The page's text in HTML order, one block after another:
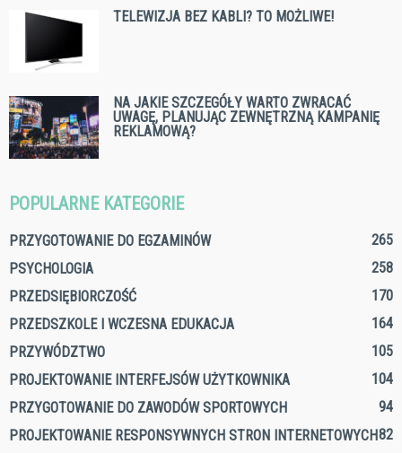
TELEWIZJA BEZ KABLI? TO MOŻLIWE!
NA JAKIE SZCZEGÓŁY WARTO ZWRACAĆ
UWAGĘ, PLANUJĄC ZEWNĘTRZNĄ KAMPANIĘ
REKLAMOWĄ?
POPULARNE KATEGORIE
PRZYGOTOWANIE DO EGZAMINÓW
265
PSYCHOLOGIA
258
PRZEDSIĘBIORCZOŚĆ
170
PRZEDSZKOLE I WCZESNA EDUKACJA
164
PRZYWÓDZTWO
105
PROJEKTOWANIE INTERFEJSÓW UŻYTKOWNIKA
104
PRZYGOTOWANIE DO ZAWODÓW SPORTOWYCH
94
PROJEKTOWANIE RESPONSYWNYCH STRON INTERNETOWYCH82